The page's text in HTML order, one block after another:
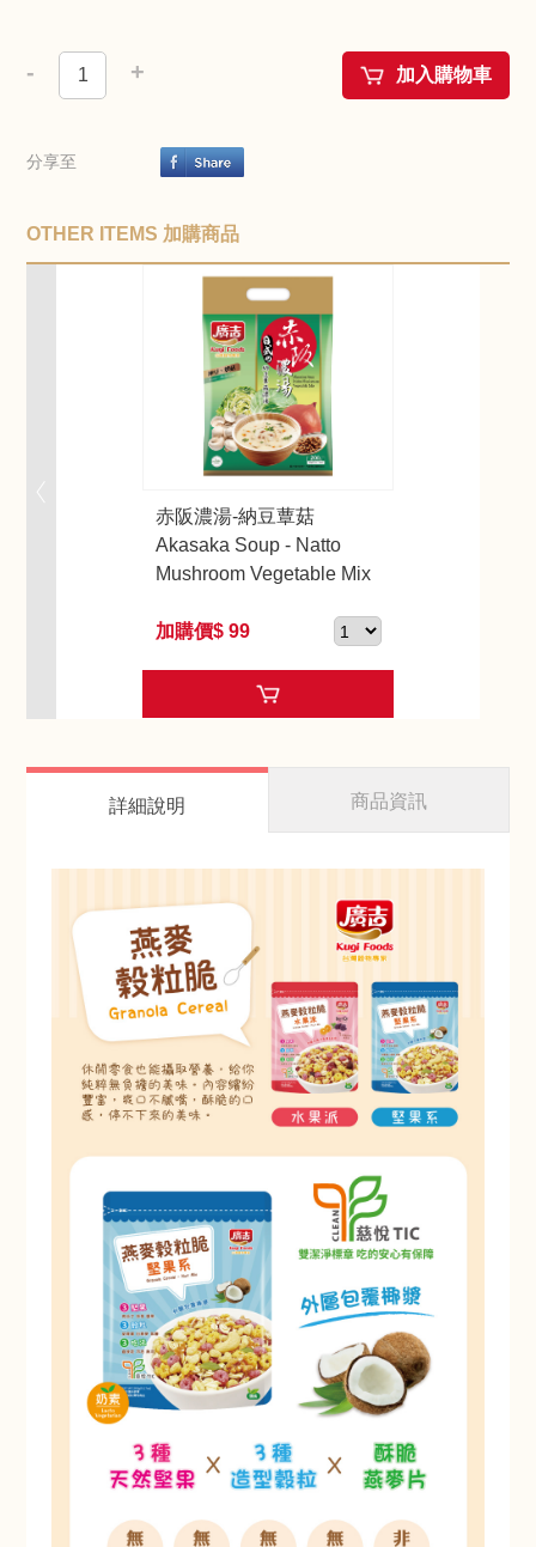
- + 加入購物車
分享至
OTHER ITEMS 加購商品
赤阪濃湯-納豆蕈菇
Akasaka Soup - Natto
Mushroom Vegetable Mix
加購價$ 99
赤阪濃湯-納豆南瓜野菜
Akasaka Soup - Natto
Pumpkin Vegetable Mix
加購價$ 99
Akasaka Soup-Corn
Chowder Soup
加購價$ 99
詳細說明 商品資訊